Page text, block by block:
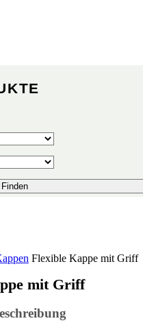
Flexible Kappe mit Griff
mit Griff